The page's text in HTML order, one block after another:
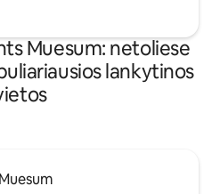
Muesum: netoliese
lankytinos